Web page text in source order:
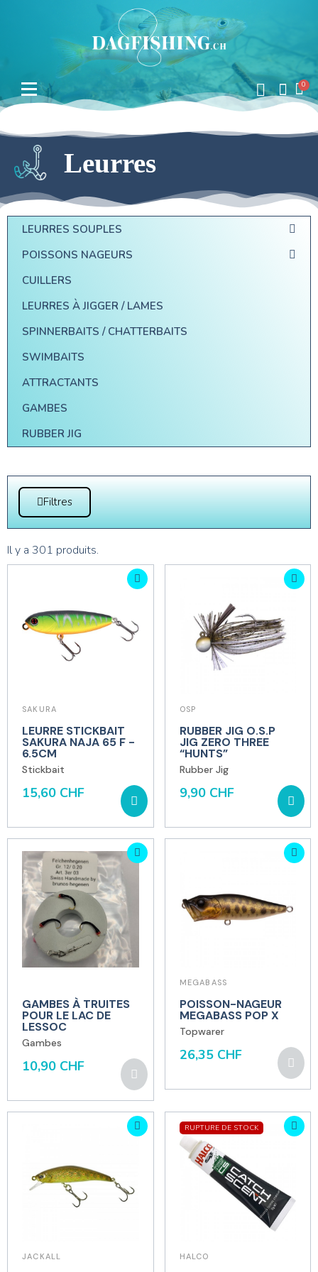
Leurres
LEURRES SOUPLES
POISSONS NAGEURS
CUILLERS
LEURRES À JIGGER / LAMES
SPINNERBAITS / CHATTERBAITS
SWIMBAITS
ATTRACTANTS
GAMBES
RUBBER JIG
Filtres
Il y a 301 produits.
SAKURA
LEURRE STICKBAIT
SAKURA NAJA 65 F -
6.5CM
Stickbait
15,60 CHF
OSP
RUBBER JIG O.S.P
JIG ZERO THREE
“HUNTS”
Rubber Jig
9,90 CHF
GAMBES À TRUITES
POUR LE LAC DE
LESSOC
Gambes
10,90 CHF
MEGABASS
POISSON-NAGEUR
MEGABASS POP X
Topwarer
26,35 CHF
JACKALL HALCO
RUPTURE DE STOCK